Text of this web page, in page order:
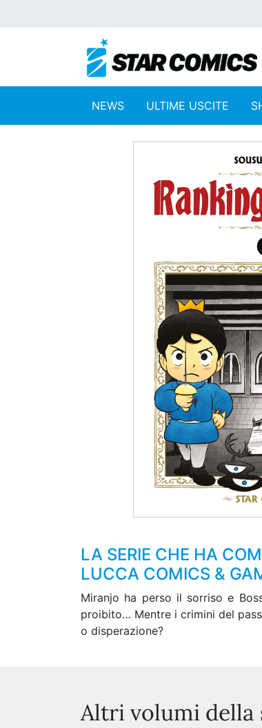
NEWS ULTIME USCITE
LA SERIE CHE HA
LUCCA COMICS &
Miranjo ha perso il sorriso e
proibito… Mentre i crimini del
o disperazione?
Altri volumi della